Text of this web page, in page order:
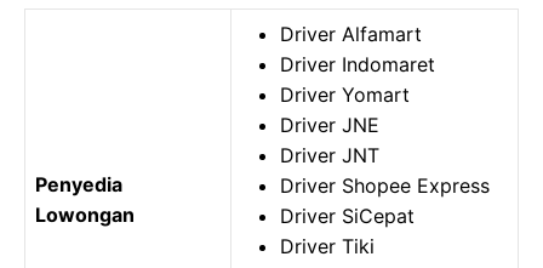
Penyedia
Lowongan
Driver Alfamart
Driver Indomaret
Driver Yomart
Driver JNE
Driver JNT
Driver Shopee Express
Driver SiCepat
Driver Tiki